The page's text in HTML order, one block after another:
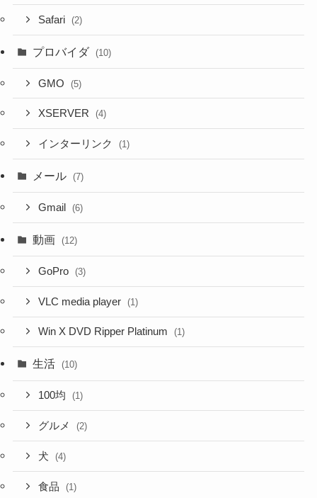
Safari (2)
プロバイダ (10)
GMO (5)
XSERVER (4)
インターリンク (1)
メール (7)
Gmail (6)
動画 (12)
GoPro (3)
VLC media player (1)
Win X DVD Ripper Platinum (1)
生活 (10)
100均 (1)
グルメ (2)
犬 (4)
食品 (1)